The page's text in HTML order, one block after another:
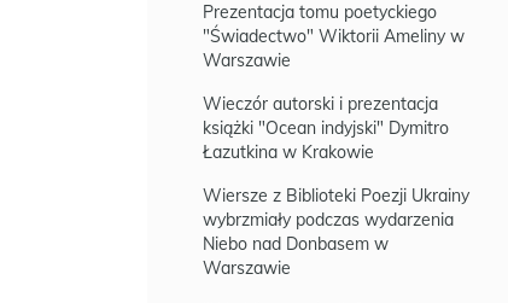
Prezentacja tomu poetyckiego
"Świadectwo" Wiktorii Ameliny w
Warszawie
Wieczór autorski i prezentacja
książki "Ocean indyjski" Dymitro
Łazutkina w Krakowie
Wiersze z Biblioteki Poezji Ukrainy
wybrzmiały podczas wydarzenia
Niebo nad Donbasem w
Warszawie